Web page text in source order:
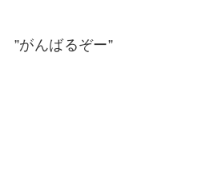
”がんばるぞー”